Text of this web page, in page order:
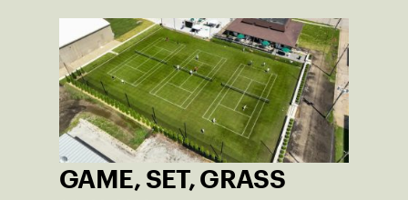
GAME, SET, GRASS